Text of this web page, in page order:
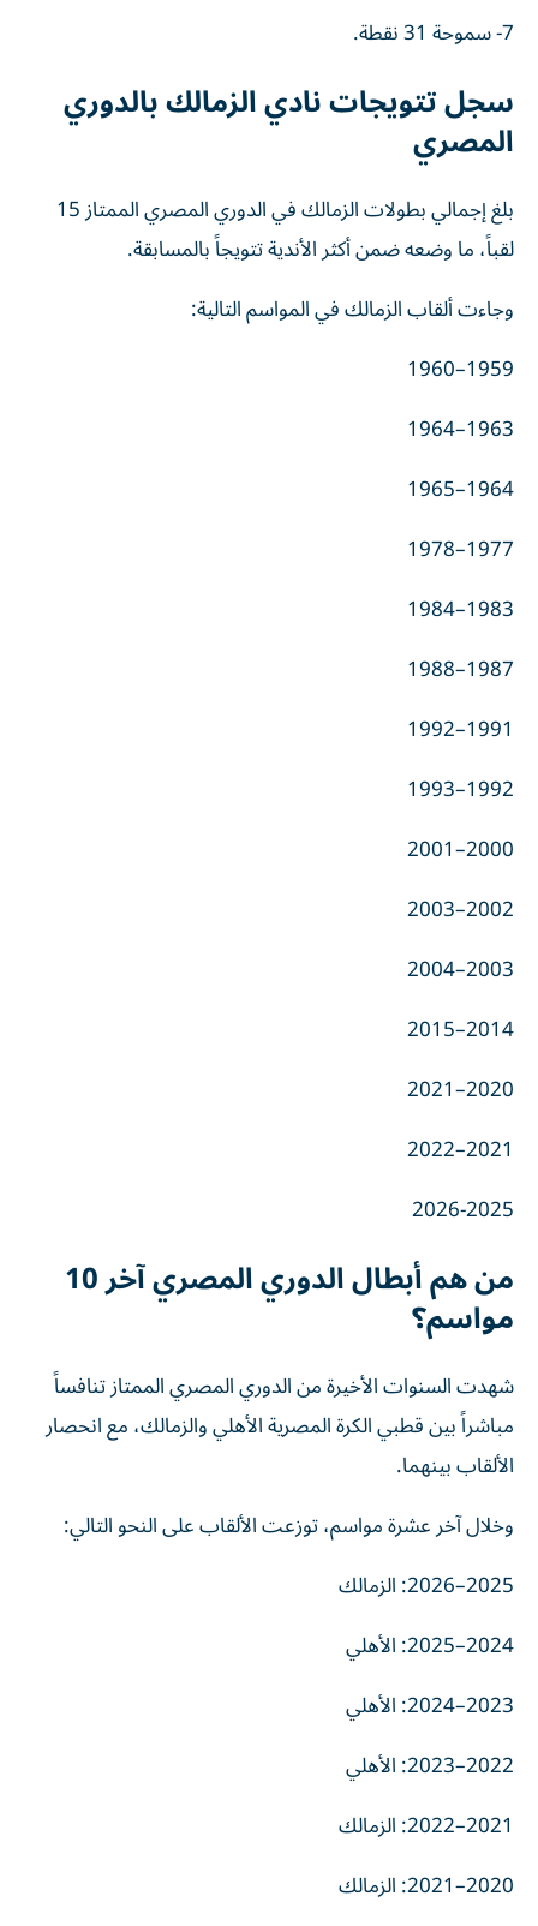
7- سموحة 31 نقطة.
سجل تتويجات نادي الزمالك بالدوري
المصري
بلغ إجمالي بطولات الزمالك في الدوري المصري الممتاز 15
لقباً، ما وضعه ضمن أكثر الأندية تتويجاً بالمسابقة.
وجاءت ألقاب الزمالك في المواسم التالية:
1959–1960
1963–1964
1964–1965
1977–1978
1983–1984
1987–1988
1991–1992
1992–1993
2000–2001
2002–2003
2003–2004
2014–2015
2020–2021
2021–2022
2026-2025
من هم أبطال الدوري المصري آخر 10
مواسم؟
شهدت السنوات الأخيرة من الدوري المصري الممتاز تنافساً
مباشراً بين قطبي الكرة المصرية الأهلي والزمالك، مع انحصار
الألقاب بينهما.
وخلال آخر عشرة مواسم، توزعت الألقاب على النحو التالي:
2025–2026: الزمالك
2024–2025: الأهلي
2023–2024: الأهلي
2022–2023: الأهلي
2021–2022: الزمالك
2020–2021: الزمالك